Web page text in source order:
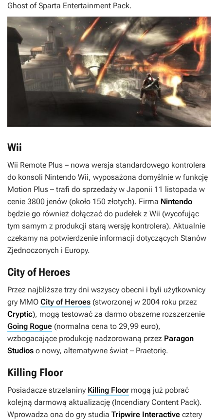
Ghost of Sparta Entertainment Pack.
Wii
Wii Remote Plus – nowa wersja standardowego kontrolera
do konsoli Nintendo Wii, wyposażona domyślnie w funkcję
Motion Plus – trafi do sprzedaży w Japonii 11 listopada w
cenie 3800 jenów (około 150 złotych). Firma Nintendo
będzie go również dołączać do pudełek z Wii (wycofując
tym samym z produkcji starą wersję kontrolera). Aktualnie
czekamy na potwierdzenie informacji dotyczących Stanów
Zjednoczonych i Europy.
City of Heroes
Przez najbliższe trzy dni wszyscy obecni i byli użytkownicy
gry MMO City of Heroes (stworzonej w 2004 roku przez
Cryptic), mogą testować za darmo obszerne rozszerzenie
Going Rogue (normalna cena to 29,99 euro),
wzbogacające produkcję nadzorowaną przez Paragon
Studios o nowy, alternatywne świat – Praetorię.
Killing Floor
Posiadacze strzelaniny Killing Floor mogą już pobrać
kolejną darmową aktualizację (Incendiary Content Pack).
Wprowadza ona do gry studia Tripwire Interactive cztery